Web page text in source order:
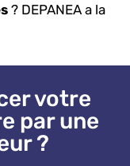
? DEPANEA a la
votre
par une
?